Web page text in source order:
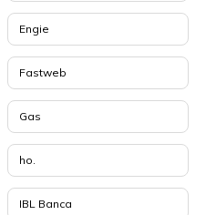
Engie
Fastweb
Gas
ho.
IBL Banca